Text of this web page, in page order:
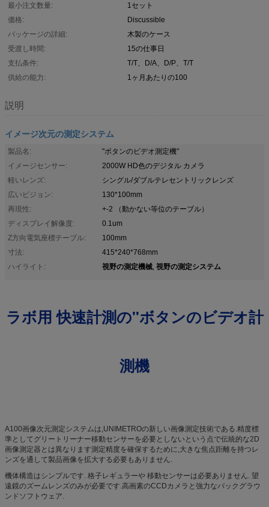
最小注文数量:
1セット
価格:
Discussible
パッケージの詳細:
木製のケース
受渡し時間:
15の仕事日
支払条件:
T/T、D/A、D/P、T/T
供給の能力:
1ヶ月あたりの100
説明
イメージ次元の測定システム
製品名:
"ボタンのビデオ測定機"
イメージセンサー:
2000W HD色のデジタル カメラ
軽いレンズ:
シングル/ダブルテレセントリックレンズ
広いビジョン:
130*100mm
再現性:
+-2 （動かない等位のテーブル）
ディスプレイ解像度:
0.1um
Z方向電気座標テーブル:
100mm
寸法:
415*240*768mm
ハイライト:
視野の測定機械, 視野の測定システム
ラボ用 快速計測の"ボタンのビデオ計
測機
A100画像次元測定システムは,UNIMETROの新しい画像測定技術である.精度標
準としてグリートリーナー移動センサーを必要としないという点で伝統的な2D
画像測定器とは異なります測定精度を確保するために,大きな焦点距離を持つレ
ンズを通して製品画像を拡大する必要もありません.
機体構造はシンプルです. 格子レギュラーや 移動センサーは必要ありません. 望
遠鏡のズームレンズのみが必要です.高画素のCCDカメラと強力なバックグラウ
ンドソフトウェア.